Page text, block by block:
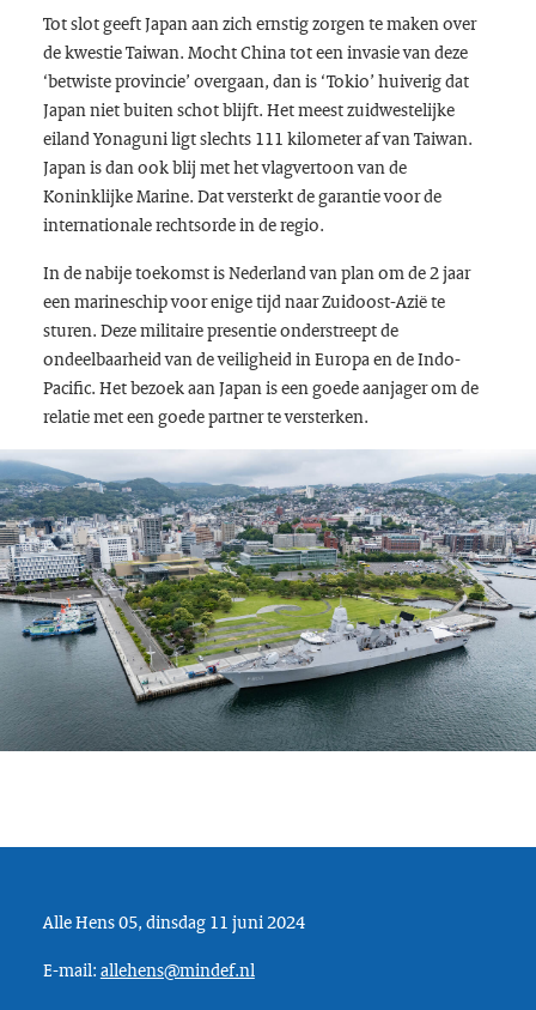
Tot slot geeft Japan aan zich ernstig zorgen te maken over
de kwestie Taiwan. Mocht China tot een invasie van deze
‘betwiste provincie’ overgaan, dan is ‘Tokio’ huiverig dat
Japan niet buiten schot blijft. Het meest zuidwestelijke
eiland Yonaguni ligt slechts 111 kilometer af van Taiwan.
Japan is dan ook blij met het vlagvertoon van de
Koninklijke Marine. Dat versterkt de garantie voor de
internationale rechtsorde in de regio.
In de nabije toekomst is Nederland van plan om de 2 jaar
een marineschip voor enige tijd naar Zuidoost-Azië te
sturen. Deze militaire presentie onderstreept de
ondeelbaarheid van de veiligheid in Europa en de Indo-
Pacific. Het bezoek aan Japan is een goede aanjager om de
relatie met een goede partner te versterken.
Alle Hens 05, dinsdag 11 juni 2024
E-mail: allehens@mindef.nl